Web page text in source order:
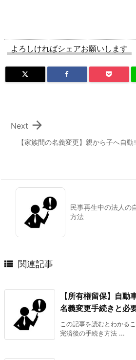
よろしければシェアお願いします
【家族間の名義変更】親から子へ自動

Next
民事再生中の法人の
方法
 関連記事
【所有権留保】自動
名義変更手続きと必
この記事を読むとわかるこ
完済後の手続き方法 ...